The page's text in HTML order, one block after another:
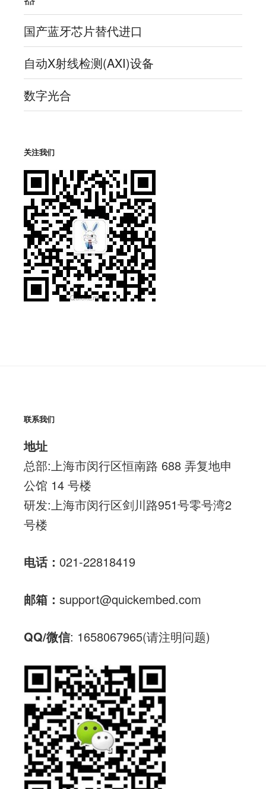
国产蓝牙芯片替代进口
自动X射线检测(AXI)设备
数字光合
关注我们
联系我们
地址
总部:上海市闵行区恒南路 688 弄复地申
公馆 14 号楼
研发:上海市闵行区剑川路951号零号湾2
号楼
电话： 021-22818419
邮箱： support@quickembed.com
QQ/微信: 1658067965(请注明问题)